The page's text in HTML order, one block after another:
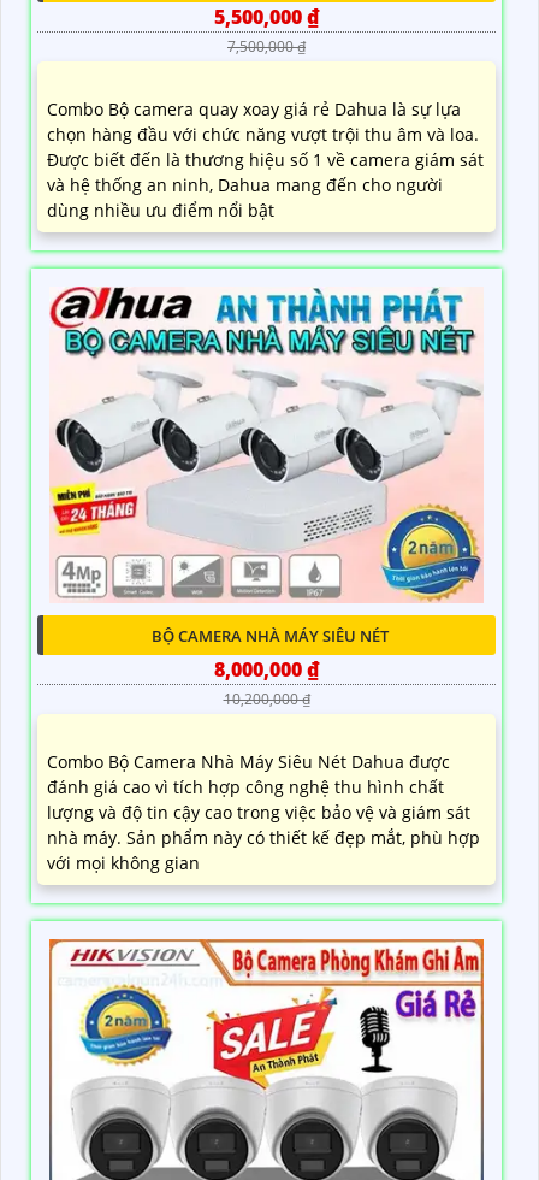
5,500,000 ₫
7,500,000 ₫
Combo Bộ camera quay xoay giá rẻ Dahua là sự lựa
chọn hàng đầu với chức năng vượt trội thu âm và loa.
Được biết đến là thương hiệu số 1 về camera giám sát
và hệ thống an ninh, Dahua mang đến cho người
dùng nhiều ưu điểm nổi bật
BỘ CAMERA NHÀ MÁY SIÊU NÉT
8,000,000 ₫
10,200,000 ₫
Combo Bộ Camera Nhà Máy Siêu Nét Dahua được
đánh giá cao vì tích hợp công nghệ thu hình chất
lượng và độ tin cậy cao trong việc bảo vệ và giám sát
nhà máy. Sản phẩm này có thiết kế đẹp mắt, phù hợp
với mọi không gian